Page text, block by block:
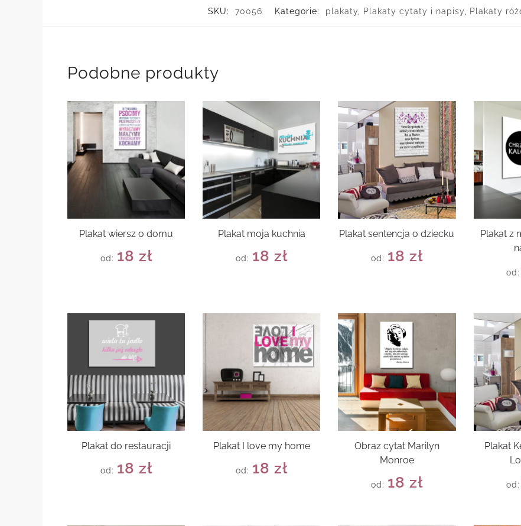
SKU: 70056 Kategorie: plakaty Plakaty cytaty i napisy Plakaty
Podobne produkty
Plakat wiersz o domu
od: 18 zł
Plakat moja kuchnia
od: 18 zł
Plakat sentencja o dziecku
od: 18 zł
Plakat z
od:
Plakat do restauracji
od: 18 zł
Plakat I love my home
od: 18 zł
Obraz cytat Marilyn
Monroe
od: 18 zł
Plakat
od: